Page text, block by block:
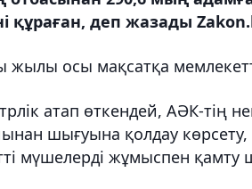
құраған, деп жазады
жылы осы мақсатқа
атап өткендей, АӘК-тің
шығуына қолдау
мүшелерді жұмыспен қамту